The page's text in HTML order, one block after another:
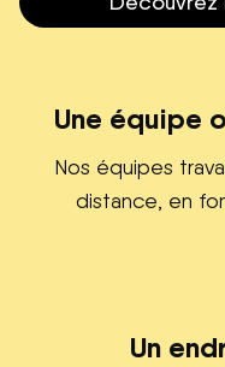
Une équipe
Nos équipes
distance, en
Un